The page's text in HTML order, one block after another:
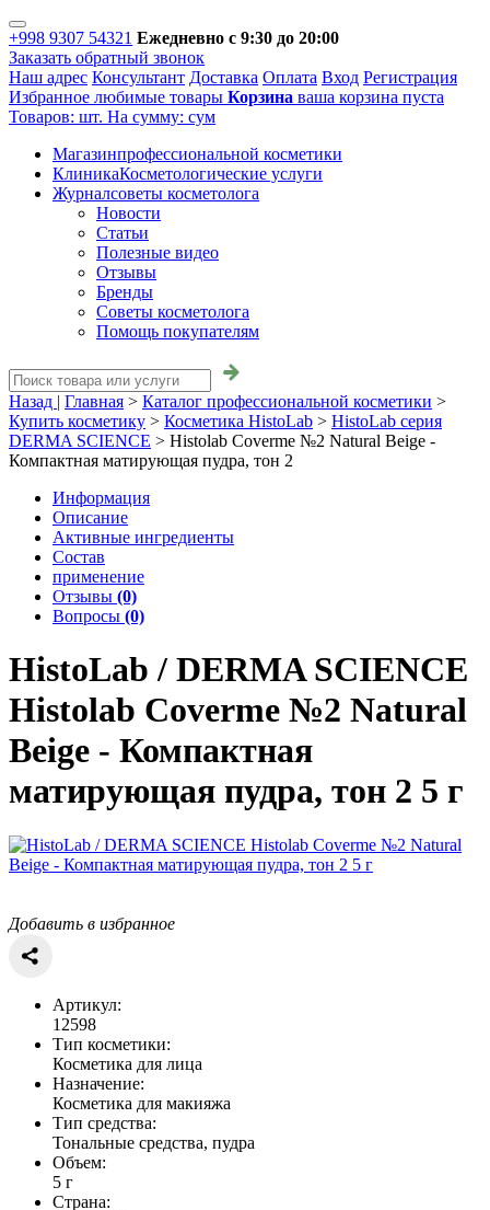
+998 9307 54321 Ежедневно с 9:30 до 20:00
Заказать обратный звонок
Наш адрес Консультант Доставка Оплата Вход Регистрация
Избранное любимые товары Корзина ваша корзина пуста
Товаров: шт. На сумму: сум
Магазинпрофессиональной косметики
КлиникаКосметологические услуги
Журналсоветы косметолога
Новости
Статьи
Полезные видео
Отзывы
Бренды
Советы косметолога
Помощь покупателям
Назад | Главная > Каталог профессиональной косметики >
Купить косметику > Косметика HistoLab > HistoLab серия
DERMA SCIENCE > Histolab Coverme №2 Natural Beige -
Компактная матирующая пудра, тон 2
Информация
Описание
Активные ингредиенты
Состав
применение
Отзывы (0)
Вопросы (0)
HistoLab / DERMA SCIENCE
Histolab Coverme №2 Natural
Beige - Компактная
матирующая пудра, тон 2 5 г
Добавить в избранное
Артикул:
12598
Тип косметики:
Косметика для лица
Назначение:
Косметика для макияжа
Тип средства:
Тональные средства, пудра
Объем:
5 г
Страна: